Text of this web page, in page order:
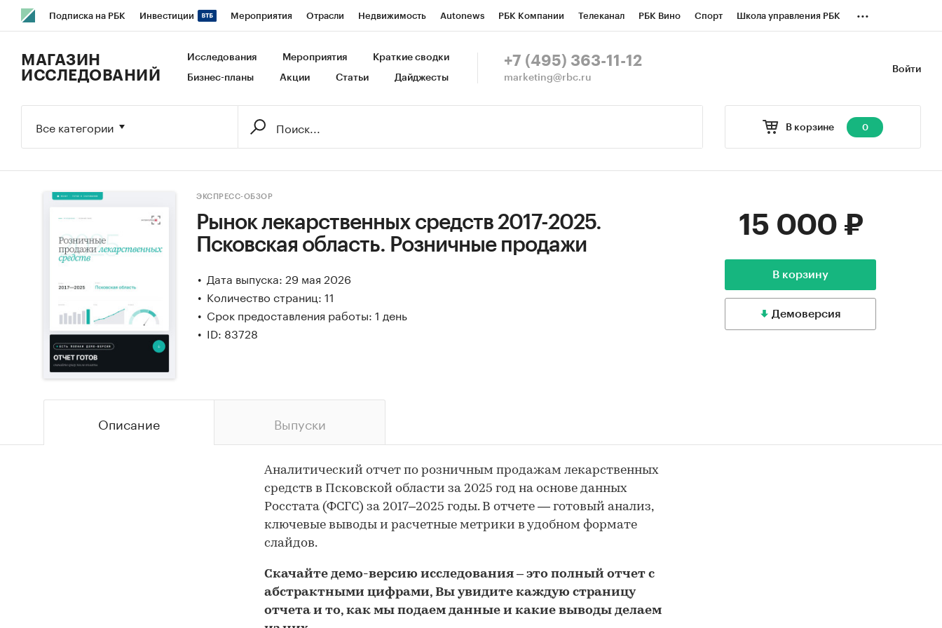
Подписка на РБК Инвестиции Мероприятия Отрасли Недвижимость Autonews РБК Компании Телеканал РБК Вино Спорт Школа управления РБК
Исследования Кредитные рейтинги Франшизы Газета Спецпроекты СПб Конференции СПб Спецпроекты
...
Войти
МАГАЗИН
ИССЛЕДОВАНИЙ
Исследования Мероприятия Краткие сводки
Бизнес-планы Акции Статьи Дайджесты
+7 (495) 363-11-12
marketing@rbc.ru
В корзине 0
Все категории
ЭКСПРЕСС-ОБЗОР
Рынок лекарственных средств 2017-2025.
Псковская область. Розничные продажи
Дата выпуска: 29 мая 2026
Количество страниц: 11
Срок предоставления работы: 1 день
ID: 83728
15 000 ₽
В корзину
Демоверсия
Описание Выпуски
Аналитический отчет по розничным продажам лекарственных
средств в Псковской области за 2025 год на основе данных
Росстата (ФСГС) за 2017–2025 годы. В отчете — готовый анализ,
ключевые выводы и расчетные метрики в удобном формате
слайдов.
Скачайте демо-версию исследования – это полный отчет с
абстрактными цифрами, Вы увидите каждую страницу
отчета и то, как мы подаем данные и какие выводы делаем